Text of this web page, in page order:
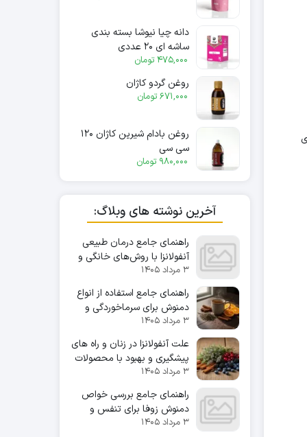
دانه چیا نیوشا بسته بندی
ساشه ای ۲۰ عددی
475,000 تومان
روغن گردو کاژان
671,000 تومان
روغن بادام شیرین کاژان ۱۲۰
سی سی
980,000 تومان
آخرین نوشته های وبلاگ:
راهنمای جامع درمان طبیعی
آنفولانزا با روش‌های خانگی و
دمنوش‌های گیاهی
۳ مرداد ۱۴۰۵
راهنمای جامع استفاده از انواع
دمنوش برای سرماخوردگی و
تقویت سیستم ایمنی
۳ مرداد ۱۴۰۵
علت آنفولانزا در زنان و راه های
پیشگیری و بهبود با محصولات
طبیعی
۳ مرداد ۱۴۰۵
راهنمای جامع بررسی خواص
دمنوش زوفا برای تنفس و
سلامتی ریه
۳ مرداد ۱۴۰۵